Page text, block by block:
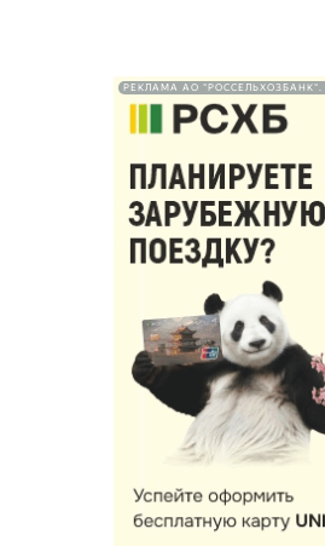
РЕКЛАМА АО "РОССЕЛЬХОЗБАНК".